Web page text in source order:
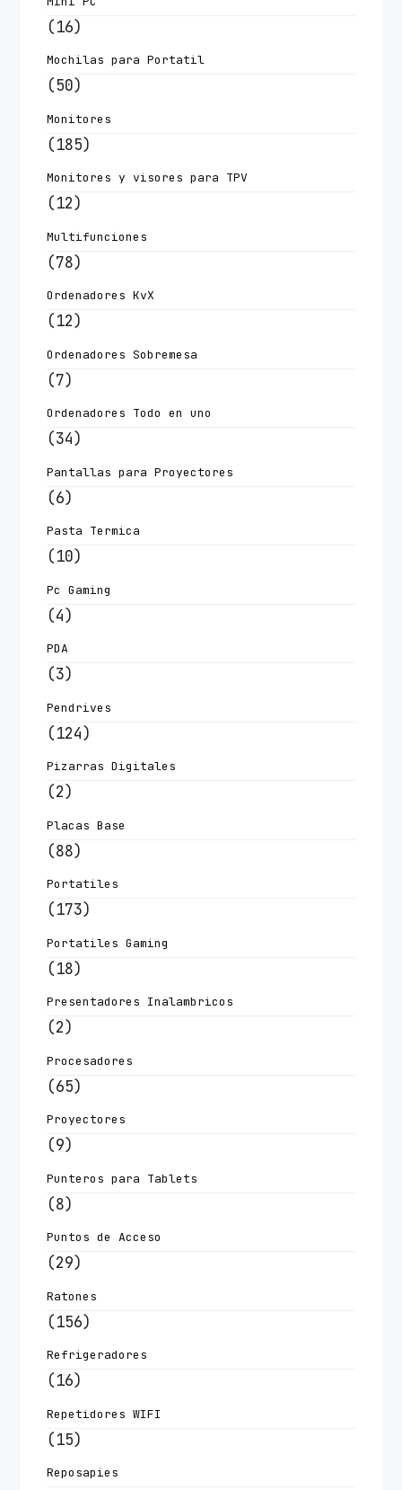
(16)
Mochilas para Portatil
(50)
Monitores
(185)
Monitores y visores para TPV
(12)
Multifunciones
(78)
Ordenadores KvX
(12)
Ordenadores Sobremesa
(7)
Ordenadores Todo en uno
(34)
Pantallas para Proyectores
(6)
Pasta Termica
(10)
Pc Gaming
(4)
PDA
(3)
Pendrives
(124)
Pizarras Digitales
(2)
Placas Base
(88)
Portatiles
(173)
Portatiles Gaming
(18)
Presentadores Inalambricos
(2)
Procesadores
(65)
Proyectores
(9)
Punteros para Tablets
(8)
Puntos de Acceso
(29)
Ratones
(156)
Refrigeradores
(16)
Repetidores WIFI
(15)
Reposapies